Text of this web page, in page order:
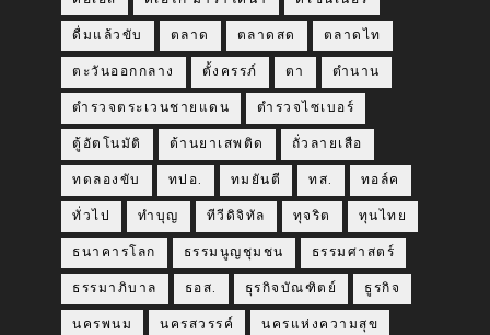
ดื่มแล้วขับ ตลาด ตลาดสด ตลาดไท
ตะวันออกกลาง ตั้งครรภ์ ตา ตำนาน
ตำรวจตระเวนชายแดน ตำรวจไซเบอร์
ตู้อัตโนมัติ ต้านยาเสพติด ถั่วลายเสือ
ทดลองขับ ทปอ. ทมยันตี ทส. ทอล์ค
ทั่วไป ทำบุญ ทีวีดิจิทัล ทุจริต ทุนไทย
ธนาคารโลก ธรรมนูญชุมชน ธรรมศาสตร์
ธรรมาภิบาล ธอส. ธุรกิจบัณฑิตย์ ธูรกิจ
นครพนม นครสวรรค์ นครแห่งความสุข